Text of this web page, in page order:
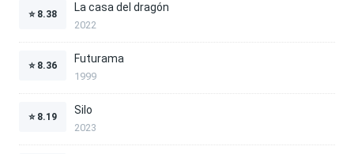
⭐ 8.38
La casa del dragón
2022
⭐ 8.36
Futurama
1999
⭐ 8.19
Silo
2023